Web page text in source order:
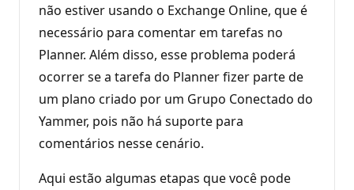
não estiver usando o Exchange Online, que é
necessário para comentar em tarefas no
Planner. Além disso, esse problema poderá
ocorrer se a tarefa do Planner fizer parte de
um plano criado por um Grupo Conectado do
Yammer, pois não há suporte para
comentários nesse cenário.
Aqui estão algumas etapas que você pode